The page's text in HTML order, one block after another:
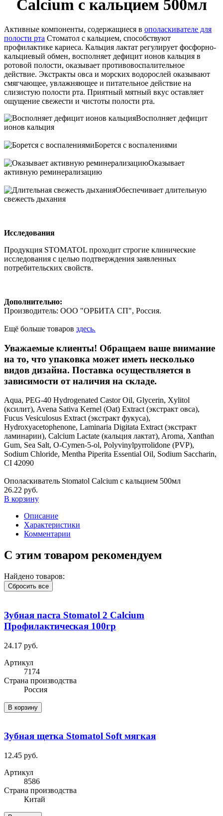
Calcium с кальцием 500мл
Активные компоненты, содержащиеся в ополаскивателе для
полости рта Стоматол с кальцием, способствуют
профилактике кариеса. Кальция лактат регулирует фосфорно-
кальциевый обмен, восполняет дефицит ионов кальция в
ротовой полости, оказывает противовоспалительное
действие. Экстракты овса и морских водорослей оказывают
смягчающее, увлажняющее и питательное действие на
слизистую полости рта. Приятный мятный вкус оставляет
ощущение свежести и чистоты полости рта.
Восполняет дефицит
ионов кальция
Борется с воспалениями
Оказывает
активную реминерализацию
Обеспечивает длительную
свежесть дыхания
Исследования
Продукция STOMATOL проходит строгие клинические
исследования с целью подтверждения заявленных
потребительских свойств.
Дополнительно:
Производитель: ООО "ОРБИТА СП", Россия.
Ещё больше товаров здесь.
Уважаемые клиенты! Обращаем ваше внимание
на то, что упаковка может иметь несколько
видов дизайна. Поставка осуществляется в
зависимости от наличия на складе.
Aqua, PEG-40 Hydrogenated Castor Oil, Glycerin, Xylitol
(ксилит), Avena Sativa Kernel (Oat) Extract (экстракт овса),
Fucus Vesiculosus Extract (экстракт фукуса),
Hydroxyacetophenone, Laminaria Digitata Extract (экстракт
ламинарии), Calcium Lactate (кальция лактат), Aroma, Xanthan
Gum, Sea Salt, O-Cymen-5-ol, Polyvinylpyrrolidone (PVP),
Sodium Chloride, Mentha Piperita Essential Oil, Sodium Saccharin,
CI 42090
Ополаскиватель Stomatol Calcium с кальцием 500мл
26.22 руб.
В корзину
Описание
Характеристики
Комментарии
С этим товаром рекомендуем
Найдено товаров:
Сбросить все
Зубная паста Stomatol 2 Calcium
Профилактическая 100гр
24.17 руб.
Артикул
7174
Cтрана производства
Россия
В корзину
Зубная щетка Stomatol Soft мягкая
12.45 руб.
Артикул
8586
Cтрана производства
Китай